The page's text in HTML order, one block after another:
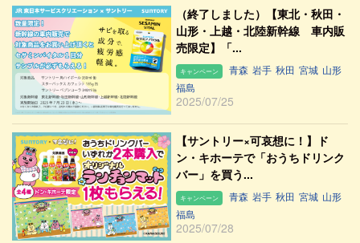
（終了しました）【東北・秋田・
山形・上越・北陸新幹線 車内販
売限定】「...
キャンペーン 青森 岩手 秋田 宮城 山形
福島
2025/07/25
【サントリー×可哀想に！】ド
ン・キホーテで「おうちドリンク
バー」を買う...
キャンペーン 青森 岩手 秋田 宮城 山形
福島
2025/07/28